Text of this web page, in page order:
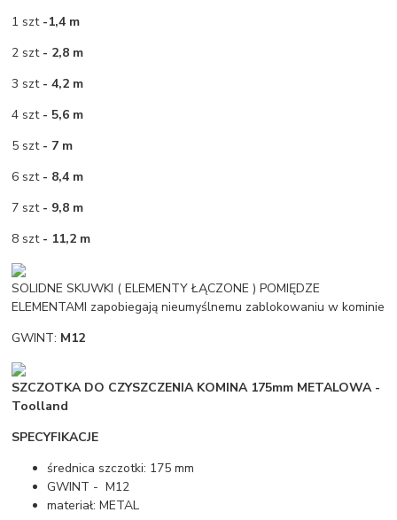
1 szt -1,4 m
2 szt- 2,8 m
3 szt- 4,2 m
4 szt- 5,6 m
5 szt- 7 m
6 szt - 8,4 m
7 szt - 9,8 m
8 szt - 11,2 m
SOLIDNE SKUWKI ( ELEMENTY ŁĄCZONE ) POMIĘDZE
ELEMENTAMI zapobiegają nieumyślnemu zablokowaniu w kominie
GWINT: M12
SZCZOTKA DO CZYSZCZENIA KOMINA 175mm METALOWA -
Toolland
SPECYFIKACJE
średnica szczotki: 175 mm
GWINT - M12
materiał: METAL